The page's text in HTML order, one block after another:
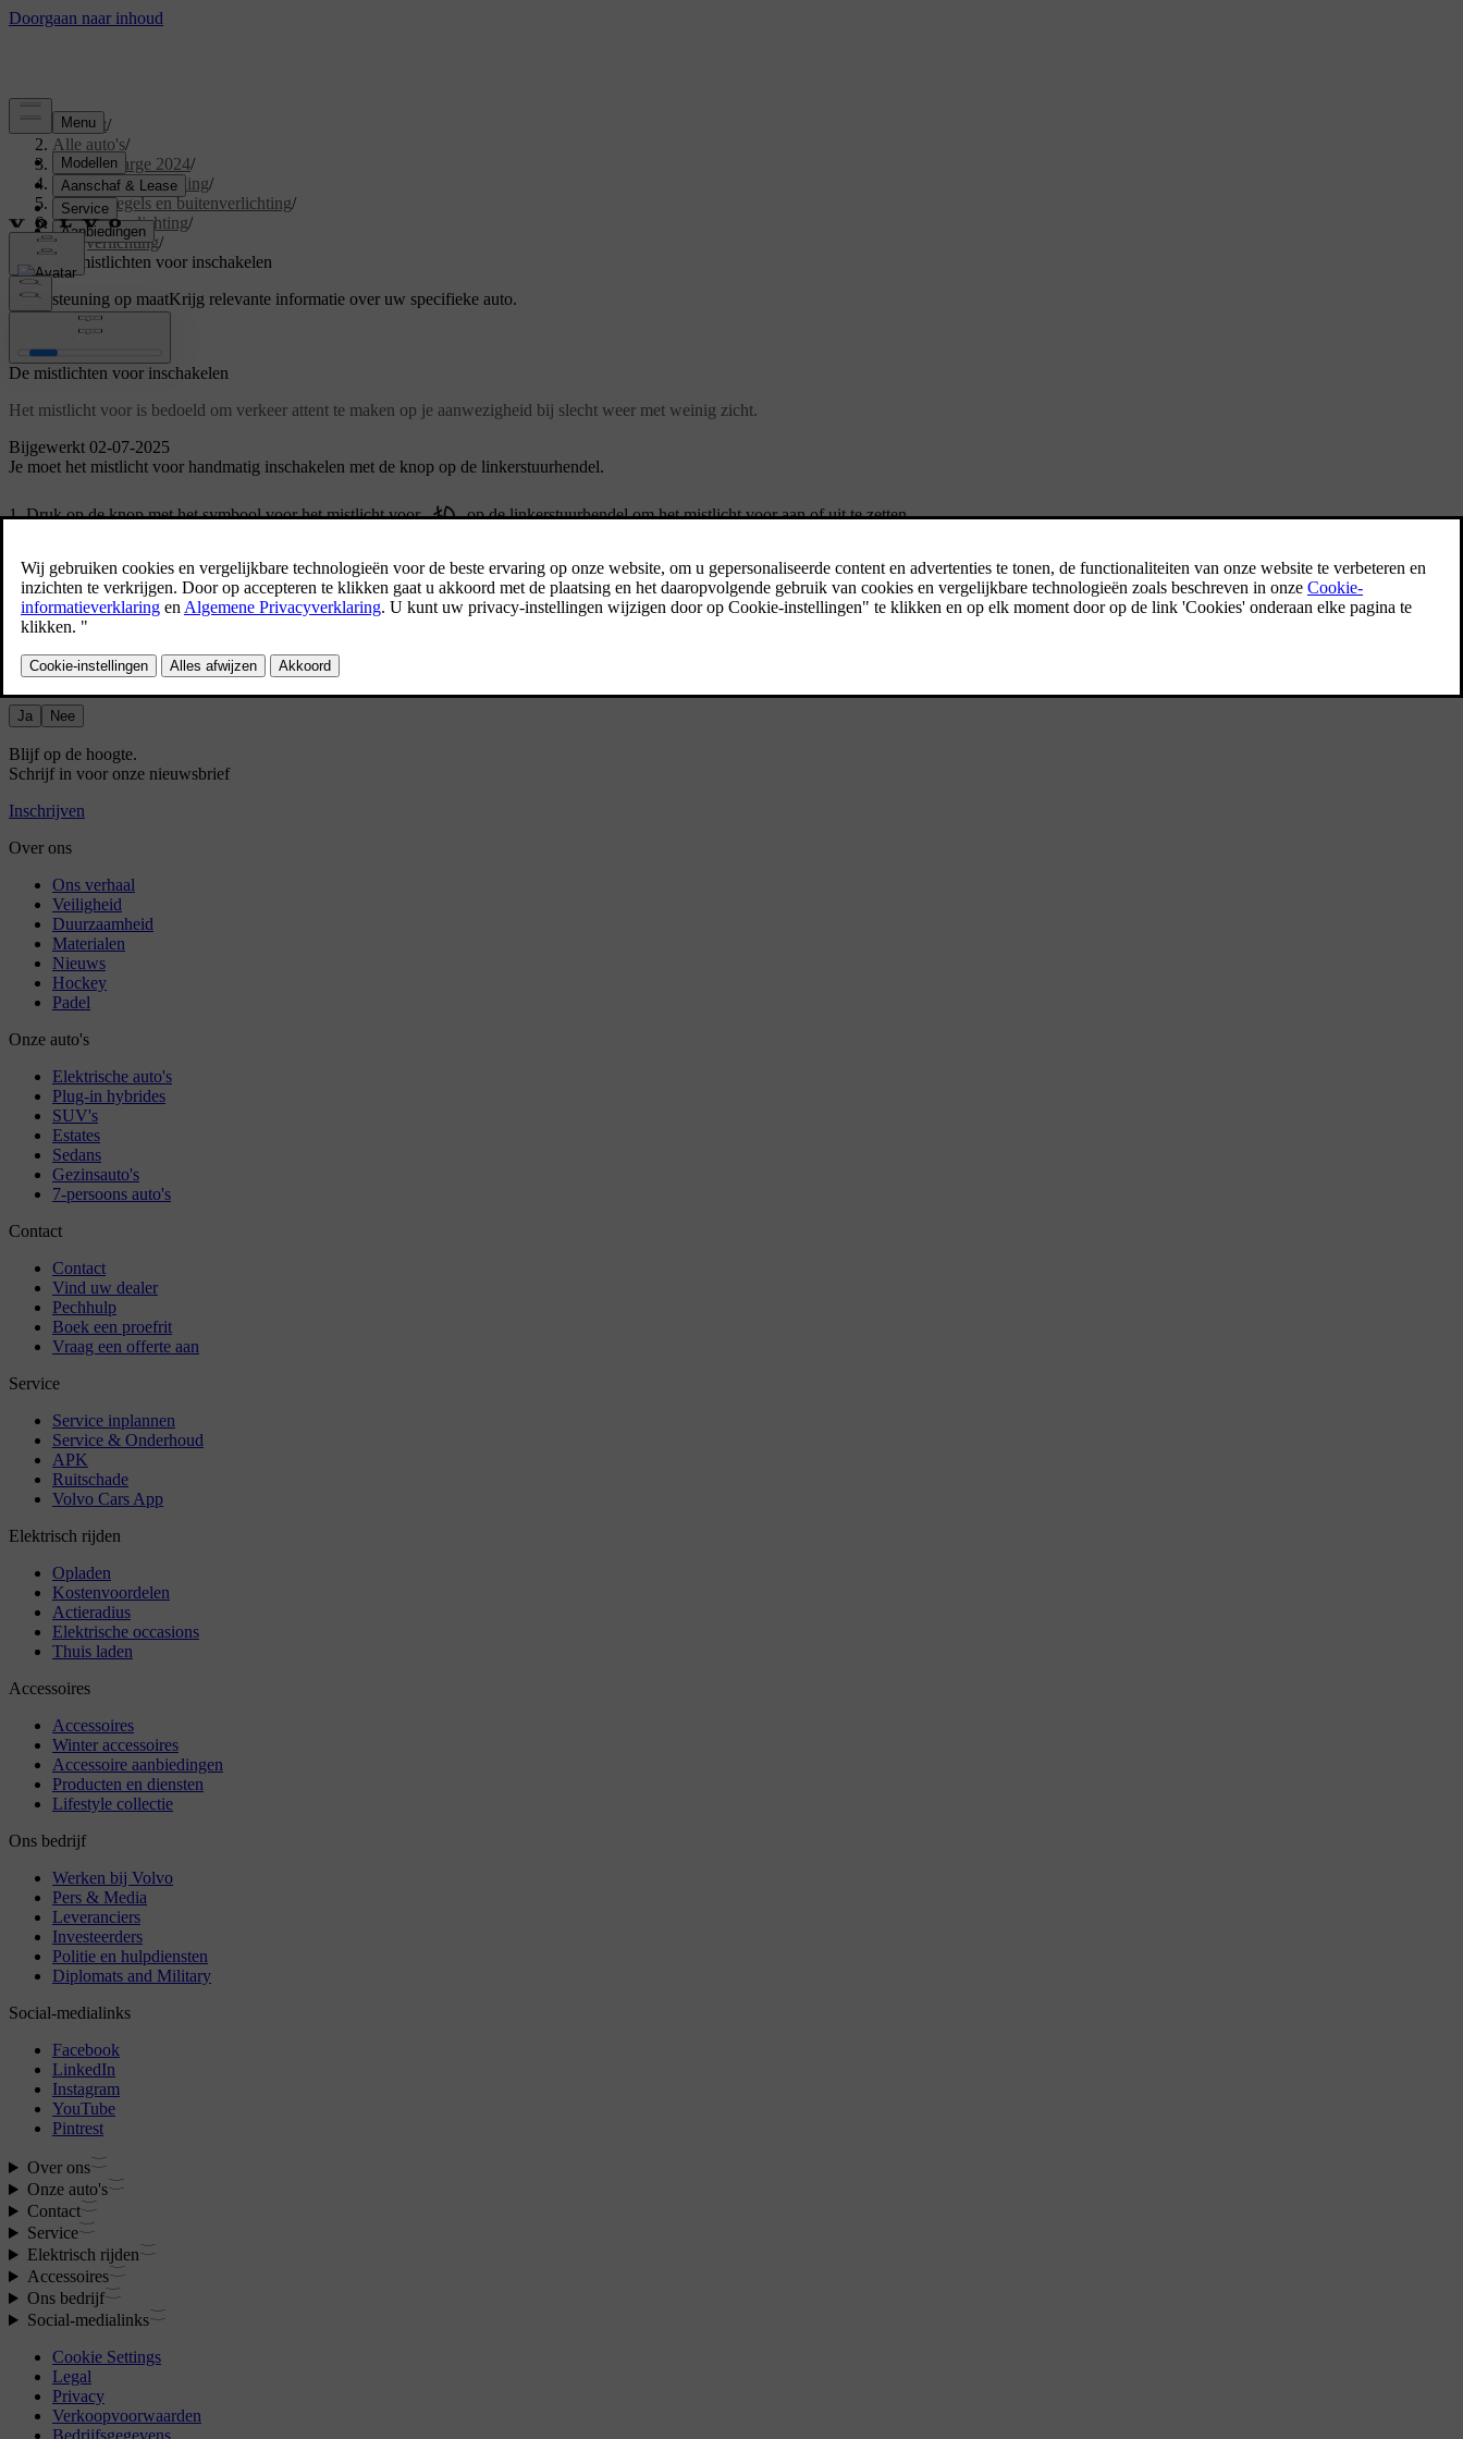
Support/
Alle auto's/
C40 Recharge 2024/
Gebruikershandleiding/
Zicht, spiegels en buitenverlichting/
Exterieurverlichting/
Rijverlichting/
De mistlichten voor inschakelen
Ondersteuning op maatKrijg relevante informatie over uw specifieke auto.
Bijgewerkt 02-07-2025
De mistlichten voor inschakelen
Het mistlicht voor is bedoeld om verkeer attent te maken op je aanwezigheid bij slecht weer met weinig zicht.
Je moet het mistlicht voor handmatig inschakelen met de knop op de linkerstuurhendel.
Druk op de knop met het symbool voor het mistlicht voor
op de linkerstuurhendel om het mistlicht voor aan of uit te zetten.
Het mistlicht voor wordt automatisch uitgeschakeld als je de draairing op de linkerhendel naar het symbool 0 draait.
Heeft dit geholpen?
Ja Nee